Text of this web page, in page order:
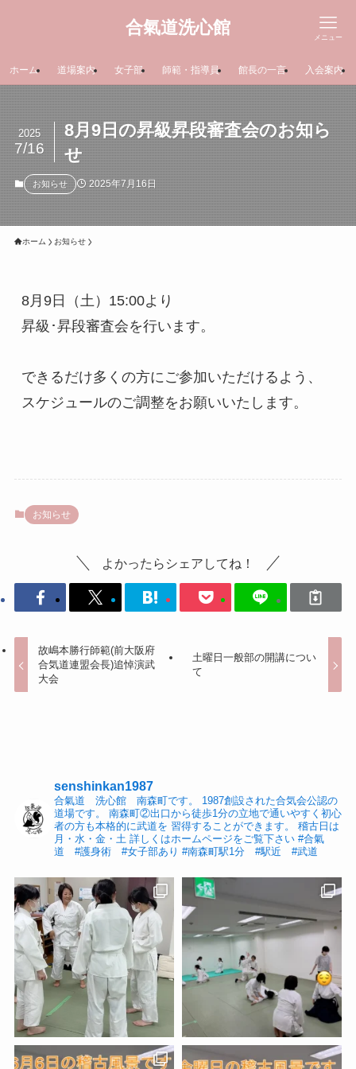
合氣道洗心館 メニュー
ホーム 道場案内 女子部 師範・指導員 館長の一言 入会案内
8月9日の昇級昇段審査会のお知ら
せ
2025
7/16
お知らせ 2025年7月16日
ホーム お知らせ
8月9日（土）15:00より
昇級･昇段審査会を行います。
できるだけ多くの方にご参加いただけるよう、
スケジュールのご調整をお願いいたします。
お知らせ
よかったらシェアしてね！
故嶋本勝行師範(前大阪府
合気道連盟会長)追悼演武
大会
土曜日一般部の開講につい
て
senshinkan1987
合氣道 洗心館 南森町です。
1987創設された合気会公認の
道場です。
南森町②出口から徒歩1分の立地で通いやすく初心
者の方も本格的に武道を 習得することができます。
稽古日は
月・水・金・土 詳しくはホームページをご覧下さい#合氣
道 #護身術 #女子部あり #南森町駅1分 #駅近 #武道